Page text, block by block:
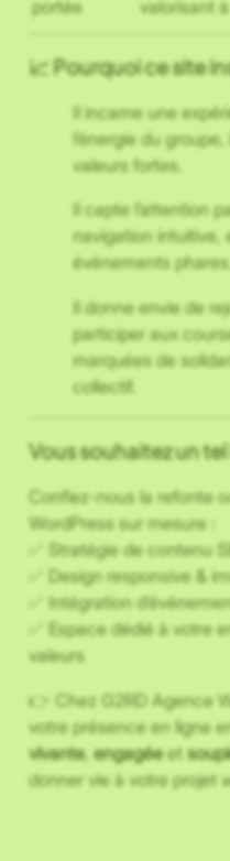
portée valorisant
📈 Pourquoi ce site
Il incarne une
l’énergie du
valeurs fortes.
Il capte l’attention
navigation intuitive,
événements phares.
Il donne envie de
participer aux
marquées de
collectif.
Vous souhaitez un
Confiez-nous la refonte
WordPress sur mesure :
✅ Stratégie de contenu
✅ Design responsive &
✅ Intégration
✅ Espace dédié à votre
valeurs
👉 Chez G2RD Agence
votre présence en ligne
vivante,engagéeet
donner vie à votre projet